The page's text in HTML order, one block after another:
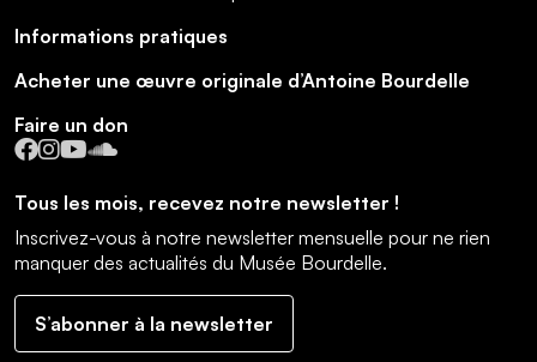
Informations pratiques
Acheter une œuvre originale d’Antoine Bourdelle
Faire un don
Facebook
Instagram
YouTube
SoundCloud
Tous les mois, recevez notre newsletter !
Inscrivez-vous à notre newsletter mensuelle pour ne rien
manquer des actualités du Musée Bourdelle.
S’abonner à la newsletter